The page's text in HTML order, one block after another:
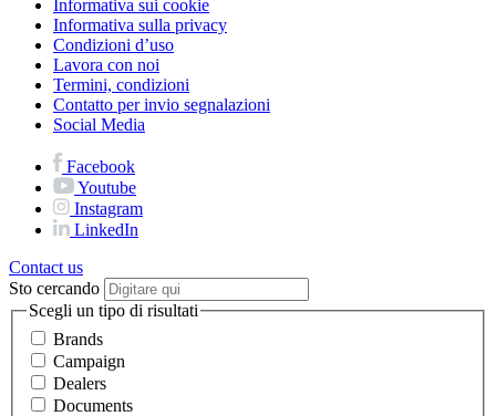
Informativa sui cookie
Informativa sulla privacy
Condizioni d’uso
Lavora con noi
Termini, condizioni
Contatto per invio segnalazioni
Social Media
Facebook
Youtube
Instagram
LinkedIn
Contact us
Sto cercando
Scegli un tipo di risultati
Brands
Campaign
Dealers
Documents